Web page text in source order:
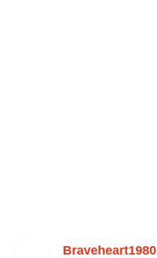
Braveheart1980